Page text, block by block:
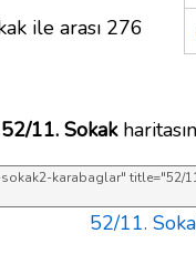
ile arası 276
52/11. Sokak
52/11.